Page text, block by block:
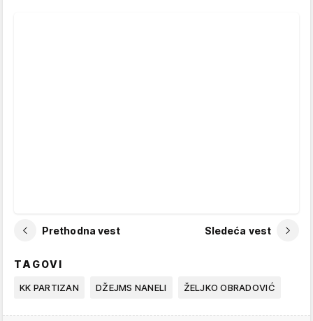
Prethodna vest Sledeća vest
TAGOVI
KK PARTIZAN DŽEJMS NANELI ŽELJKO OBRADOVIĆ